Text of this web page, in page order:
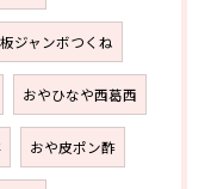
ジャンボつくね
おやひなや西葛西
おや皮ポン酢